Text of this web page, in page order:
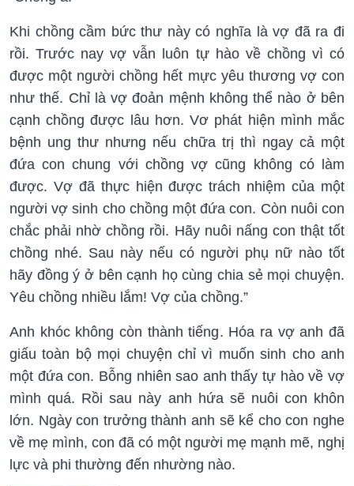
Khi chồng cầm bức thư này có nghĩa là vợ đã ra đi
rồi. Trước nay vợ vẫn luôn tự hào về chồng vì có
được một người chồng hết mực yêu thương vợ con
như thế. Chỉ là vợ đoản mệnh không thể nào ở bên
cạnh chồng được lâu hơn. Vơ phát hiện mình mắc
bệnh ung thư nhưng nếu chữa trị thì ngay cả một
đứa con chung với chồng vợ cũng không có làm
được. Vợ đã thực hiện được trách nhiệm của một
người vợ sinh cho chồng một đứa con. Còn nuôi con
chắc phải nhờ chồng rồi. Hãy nuôi nấng con thật tốt
chồng nhé. Sau này nếu có người phụ nữ nào tốt
hãy đồng ý ở bên cạnh họ cùng chia sẻ mọi chuyện.
Yêu chồng nhiều lắm! Vợ của chồng.”
Anh khóc không còn thành tiếng. Hóa ra vợ anh đã
giấu toàn bộ mọi chuyện chỉ vì muốn sinh cho anh
một đứa con. Bỗng nhiên sao anh thấy tự hào về vợ
mình quá. Rồi sau này anh hứa sẽ nuôi con khôn
lớn. Ngày con trưởng thành anh sẽ kể cho con nghe
về mẹ mình, con đã có một người mẹ mạnh mẽ, nghị
lực và phi thường đến nhường nào.